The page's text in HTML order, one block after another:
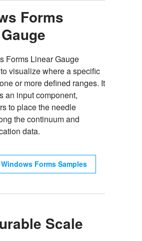
Forms
Forms Linear Gauge
visualize where a specific
or more defined ranges. It
an input component,
to place the needle
the continuum and
data.
Forms Samples
Scale